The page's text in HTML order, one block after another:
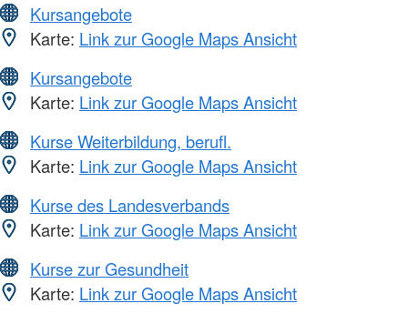
Kursangebote
Karte: Link zur Google Maps Ansicht
Kursangebote
Karte: Link zur Google Maps Ansicht
Kurse Weiterbildung, berufl.
Karte: Link zur Google Maps Ansicht
Kurse des Landesverbands
Karte: Link zur Google Maps Ansicht
Kurse zur Gesundheit
Karte: Link zur Google Maps Ansicht